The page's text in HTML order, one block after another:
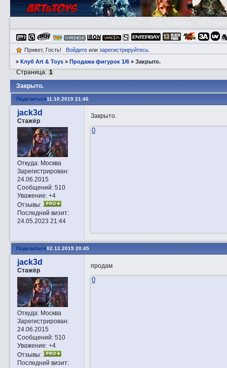
Привет, Гость! Войдитеили зарегистрируйтесь.
»Клуб Art & Toys »Продажа фигурок 1/6 »Закрытo.
Закрытo.
Страница: 1
Поделиться11.10.2019 21:46
jack3d
Стажёр
Откуда:Москва
Зарегистрирован:
24.06.2015
Сообщений:510
Уважение: +4
Отзывы:
Последний визит:
24.05.2023 21:44
Закрытo.
0
Поделиться02.12.2019 20:45
jack3d
Стажёр
Откуда:Москва
Зарегистрирован:
24.06.2015
Сообщений:510
Уважение: +4
Отзывы:
Последний визит:
продам
0